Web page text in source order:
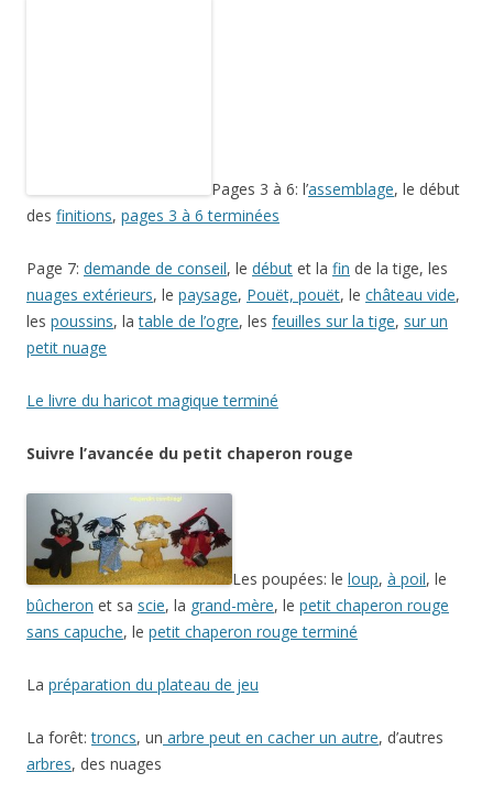
Pages 3 à 6: l’assemblage, le début
des finitions, pages 3 à 6 terminées
Page 7: demande de conseil, le début et la fin de la tige, les
nuages extérieurs, le paysage, Pouët, pouët, le château vide,
les poussins, latable de l’ogre, les feuilles sur la tige, sur un
petit nuage
Le livre du haricot magique terminé
Suivre l’avancée du petit chaperon rouge
Les poupées: le loup, à poil, le
bûcheron et sa scie, la grand-mère, le petit chaperon rouge
sans capuche, le petit chaperon rouge terminé
La préparation du plateau de jeu
La forêt:troncs, un arbre peut en cacher un autre, d’autres
arbres, des nuages